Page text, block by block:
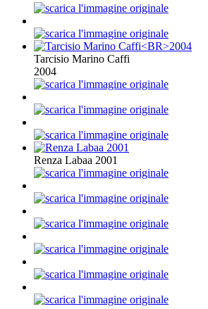
Tarcisio Marino Caffi
2004
Renza Labaa 2001